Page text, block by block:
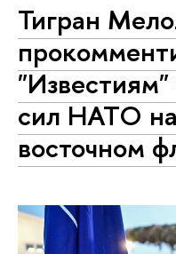
Тигран
сил НАТО
восточном